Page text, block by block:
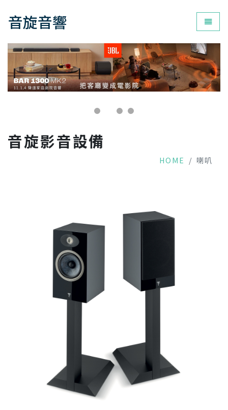
音旋音響 為您
音旋影音設備
HOME 喇叭